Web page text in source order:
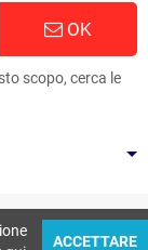
OK
scopo, cerca le
ACCETTARE